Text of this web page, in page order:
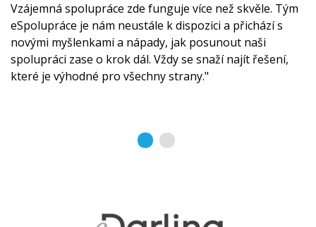
Vzájemná spolupráce zde funguje více než skvěle. Tým
eSpolupráce je nám neustále k dispozici a přichází s
novými myšlenkami a nápady, jak posunout naši
spolupráci zase o krok dál. Vždy se snaží najít řešení,
které je výhodné pro všechny strany."